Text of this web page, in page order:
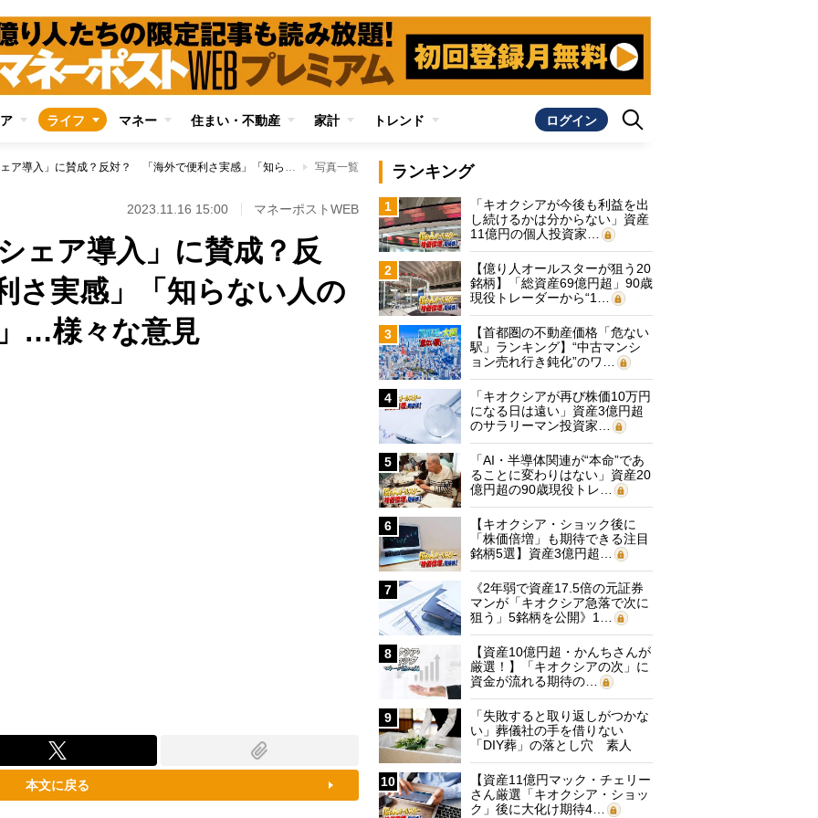
ライフ マネー 住まい・不動産 家計 トレンド ログイン
あなたは「ライドシェア導入」に賛成？反対？ 「海外で便利さ実感」「知らない人の車に乗るのは怖い」…様々な意見 写真一覧
2023.11.16 15:00 マネーポストWEB
ェア導入」に賛成？反
実感」「知らない人の
…様々な意見
本文に戻る
ランキング
1
「キオクシアが今後も利益を出
し続けるかは分からない」資産
11億円の個人投資家…
2
【億り人オールスターが狙う20
銘柄】「総資産69億円超」90歳
現役トレーダーから“1…
3
【首都圏の不動産価格「危ない
駅」ランキング】“中古マンシ
ョン売れ行き鈍化”のワ…
4
「キオクシアが再び株価10万円
になる日は遠い」資産3億円超
のサラリーマン投資家…
5
「AI・半導体関連が“本命”であ
ることに変わりはない」資産20
億円超の90歳現役トレ…
6
【キオクシア・ショック後に
「株価倍増」も期待できる注目
銘柄5選】資産3億円超…
7
《2年弱で資産17.5倍の元証券
マンが「キオクシア急落で次に
狙う」5銘柄を公開》1…
8
【資産10億円超・かんちさんが
厳選！】「キオクシアの次」に
資金が流れる期待の…
9
「失敗すると取り返しがつかな
い」葬儀社の手を借りない
「DIY葬」の落とし穴 素人
に…
10
【資産11億円マック・チェリー
さん厳選「キオクシア・ショッ
ク」後に大化け期待4…